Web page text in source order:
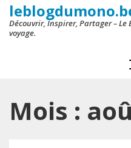
Découvrir, Inspirer, Partager – Le
voyage.
Mois :